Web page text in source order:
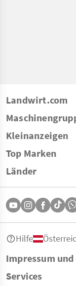
Landwirt.com
Kleinanzeigen
Top Marken
Länder
Impressum
Services
Hilfe